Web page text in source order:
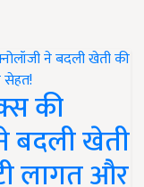
की
बदली खेती
लागत और